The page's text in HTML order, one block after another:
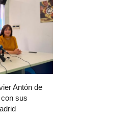
Antón de
sus